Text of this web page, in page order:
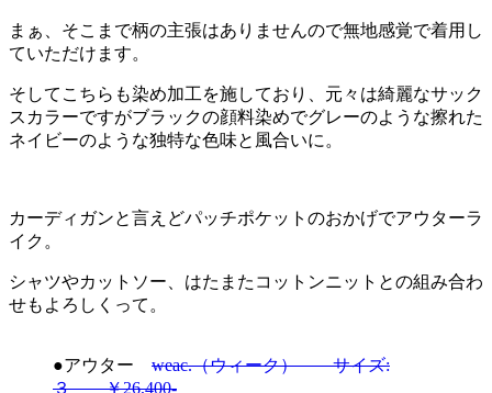
まぁ、そこまで柄の主張はありませんので無地感覚で着用し
ていただけます。
そしてこちらも染め加工を施しており、元々は綺麗なサック
スカラーですがブラックの顔料染めでグレーのような擦れた
ネイビーのような独特な色味と風合いに。
カーディガンと言えどパッチポケットのおかげでアウターラ
イク。
シャツやカットソー、はたまたコットンニットとの組み合わ
せもよろしくって。
●アウター weac.（ウィーク） サイズ:
３ ￥26,400-